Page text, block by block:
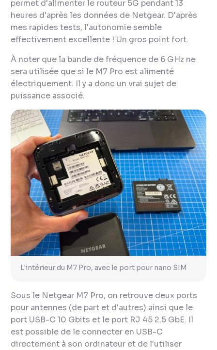
permet d'alimenter le routeur 5G pendant 13
heures d'après les données de Netgear. D'après
mes rapides tests, l'autonomie semble
effectivement excellente ! Un gros point fort.
À noter que la bande de fréquence de 6 GHz ne
sera utilisée que si le M7 Pro est alimenté
électriquement. Il y a donc un vrai sujet de
puissance associé.
L'intérieur du M7 Pro, avec le port pour nano SIM
Sous le Netgear M7 Pro, on retrouve deux ports
pour antennes (de part et d'autres) ainsi que le
port USB-C 10 Gbits et le port RJ 45 2.5 GbE. Il
est possible de le connecter en USB-C
directement à son ordinateur et de l'utiliser